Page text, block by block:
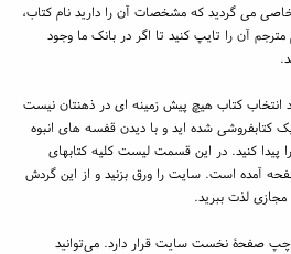
می گردید که مشخصات آن را دارید نام کتاب،
مترجم آن را تایپ کنید تا اگر در بانک ما وجود
انتخاب کتاب هیچ پیش زمینه ای در ذهنتان نیست
کتابفروشی شده اید و با دیدن قفسه های انبوه
پیدا کنید. در این قسمت لیست کلیه کتابهای
آمده است. سایت را ورق بزنید و از این گردش
لذت ببرید.
صفحۀ نخست سایت قرار دارد. می‌توانید